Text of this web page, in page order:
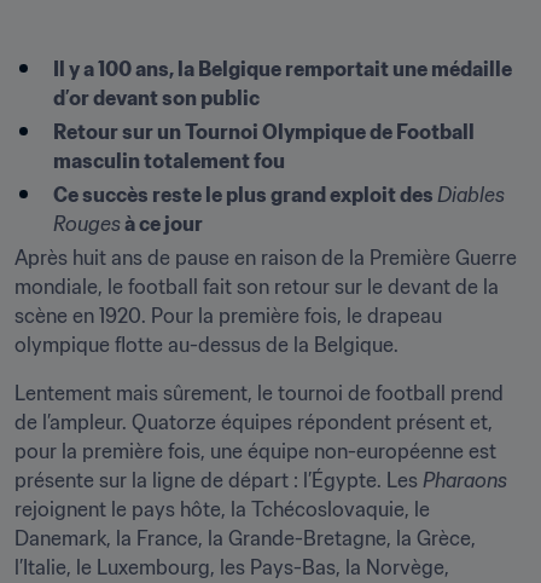
Il y a 100 ans, la Belgique remportait une médaille
d’or devant son public
Retour sur un Tournoi Olympique de Football
masculin totalement fou
Ce succès reste le plus grand exploit des Diables
Rouges à ce jour
Après huit ans de pause en raison de la Première Guerre
mondiale, le football fait son retour sur le devant de la
scène en 1920. Pour la première fois, le drapeau
olympique flotte au-dessus de la Belgique.
Lentement mais sûrement, le tournoi de football prend
de l’ampleur. Quatorze équipes répondent présent et,
pour la première fois, une équipe non-européenne est
présente sur la ligne de départ : l’Égypte. Les Pharaons
rejoignent le pays hôte, la Tchécoslovaquie, le
Danemark, la France, la Grande-Bretagne, la Grèce,
l’Italie, le Luxembourg, les Pays-Bas, la Norvège,